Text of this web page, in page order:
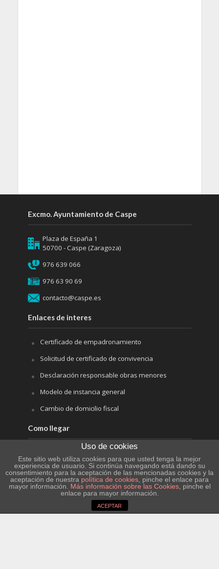
Excmo. Ayuntamiento de Caspe
Plaza de España 1
50700 - Caspe (Zaragoza)
976 639 066
976 63 90 69
contacto@caspe.es
Enlaces de interes
Certificado de empadronamiento
Solicitud de certificado de convivencia
Desclaración responsable obras menores
Modelo de instancia general
Cambio de domicilio fiscal
Como llegar
Renfe
Aeropuerto de Barcelona
Aeropuerto de Zaragoza
Uso de cookies
Este sitio web utiliza cookies para que usted tenga la mejor
experiencia de usuario. Si continúa navegando está dando su
consentimiento para la aceptación de las mencionadas cookies y la
aceptación de nuestra política de cookies , pinche el enlace para
mayor información.
Más información sobre las Cookies, pinche el
enlace para mayor información.
ACEPTAR